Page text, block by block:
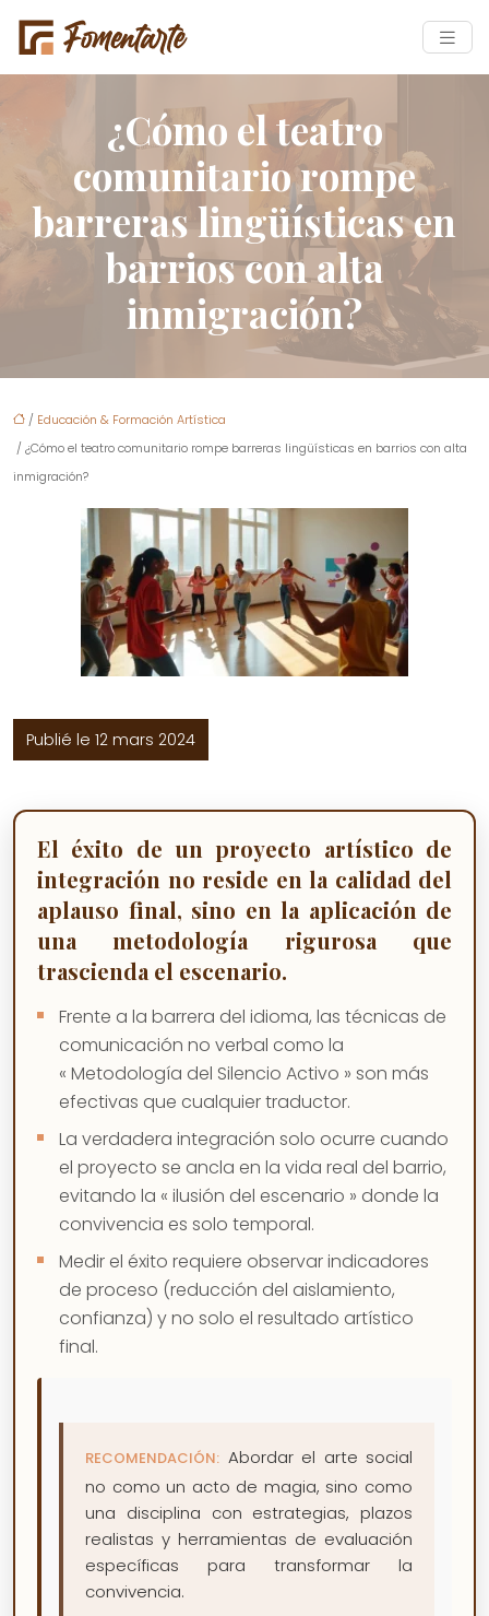
¿Cómo el teatro
comunitario rompe
barreras lingüísticas en
barrios con alta
inmigración?
/ Educación & Formación Artística
/ ¿Cómo el teatro comunitario rompe barreras lingüísticas en barrios con alta
inmigración?
Publié le 12 mars 2024
El éxito de un proyecto artístico de
integración no reside en la calidad del
aplauso final, sino en la aplicación de
una metodología rigurosa que
trascienda el escenario.
Frente a la barrera del idioma, las técnicas de
comunicación no verbal como la
« Metodología del Silencio Activo » son más
efectivas que cualquier traductor.
La verdadera integración solo ocurre cuando
el proyecto se ancla en la vida real del barrio,
evitando la « ilusión del escenario » donde la
convivencia es solo temporal.
Medir el éxito requiere observar indicadores
de proceso (reducción del aislamiento,
confianza) y no solo el resultado artístico
final.
RECOMENDACIÓN: Abordar el arte social
no como un acto de magia, sino como
una disciplina con estrategias, plazos
realistas y herramientas de evaluación
específicas para transformar la
convivencia.